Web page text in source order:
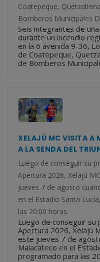
Coatepeque,
Bomberos Municipales D
Seis integrantes de
durante un incendio
en la 6 avenida 9-36,
de Coatepeque,
de Bomberos
XELAJÚ MC VISITA A
A LA SENDA DEL
Luego de conseguir su
Apertura 2026, Xelajú
jueves 7 de agosto
en el Estadio Santa
las 20:00 horas.
Luego de conseguir
Apertura 2026, Xelajú
este jueves 7 de
Malacateco en el
programado para las